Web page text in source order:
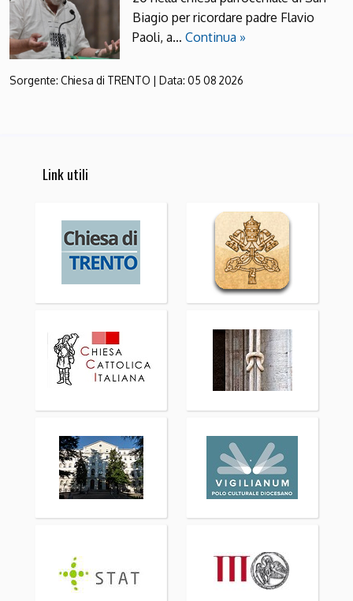
Biagio per ricordare padre Flavio
Paoli, a… Continua »
Sorgente: Chiesa di TRENTO | Data: 05 08 2026
Link utili